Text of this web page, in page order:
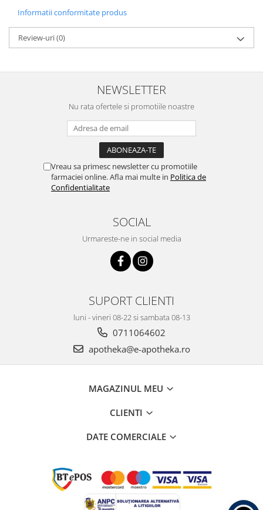
Informatii conformitate produs
Review-uri(0)
NEWSLETTER
Nu rata ofertele si promotiile noastre
Vreau sa primesc newsletter cu promotiile
farmaciei online. Afla mai multe in Politica de
Confidentialitate
SOCIAL
Urmareste-ne in social media
SUPORT CLIENTI
luni - vineri 08-22 si sambata 08-13
0711064602
apotheka@e-apotheka.ro
MAGAZINUL MEU
CLIENTI
DATE COMERCIALE